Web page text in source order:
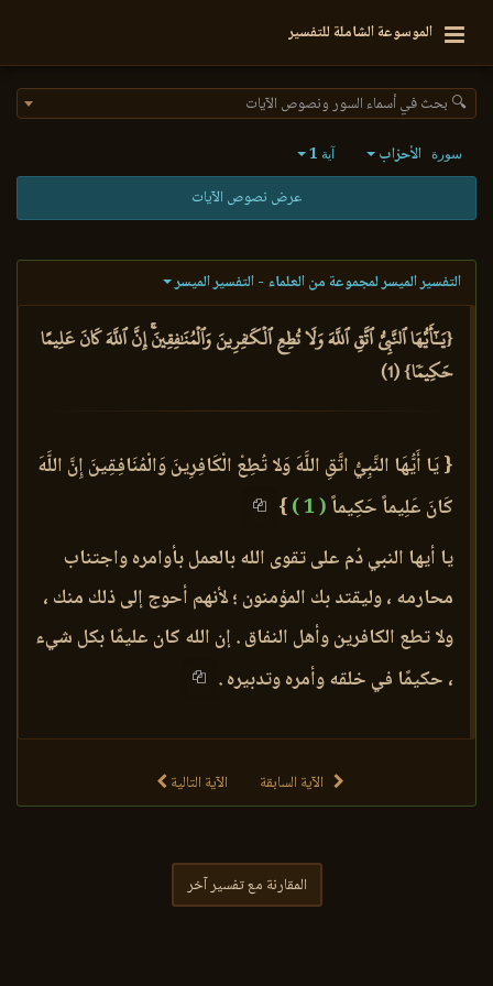
الموسوعة الشاملة للتفسير
🔍 بحث في أسماء السور ونصوص الآيات
سورة الأحزاب آية 1
عرض نصوص الآيات
التفسير الميسر لمجموعة من العلماء - التفسير الميسر
{يَـٰٓأَيُّهَا ٱلنَّبِيُّ ٱتَّقِ ٱللَّهَ وَلَا تُطِعِ ٱلۡكَٰفِرِينَ وَٱلۡمُنَٰفِقِينَۚ إِنَّ ٱللَّهَ كَانَ عَلِيمًا
حَكِيمٗا} (1)
{ يَا أَيُّهَا النَّبِيُّ اتَّقِ اللَّهَ وَلا تُطِعْ الْكَافِرِينَ وَالْمُنَافِقِينَ إِنَّ اللَّهَ
كَانَ عَلِيماً حَكِيماً( 1 )
}
يا أيها النبي دُم على تقوى الله بالعمل بأوامره واجتناب
محارمه ، وليقتد بك المؤمنون ؛ لأنهم أحوج إلى ذلك منك ،
ولا تطع الكافرين وأهل النفاق . إن الله كان عليمًا بكل شيء
، حكيمًا في خلقه وأمره وتدبيره .
الآية السابقة الآية التالية
المقارنة مع تفسير آخر